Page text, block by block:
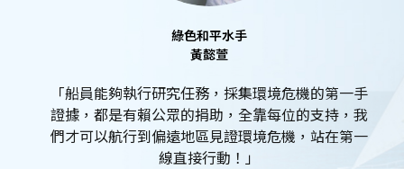
綠色和平水手
黃懿萱
「船員能夠執行研究任務，採集環境危機的第一手
證據，都是有賴公眾的捐助，全靠每位的支持，我
們才可以航行到偏遠地區見證環境危機，站在第一
線直接行動！」